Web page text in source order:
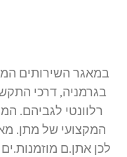
במאגר השירותים
בגרמניה, דרכי
רלוונטי לגביהם.
המקצועי של מתן.
לכן אתן.ם